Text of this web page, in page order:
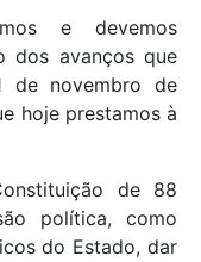
e devemos
dos avanços que
de novembro de
hoje prestamos à
de 88
política, como
do Estado, dar